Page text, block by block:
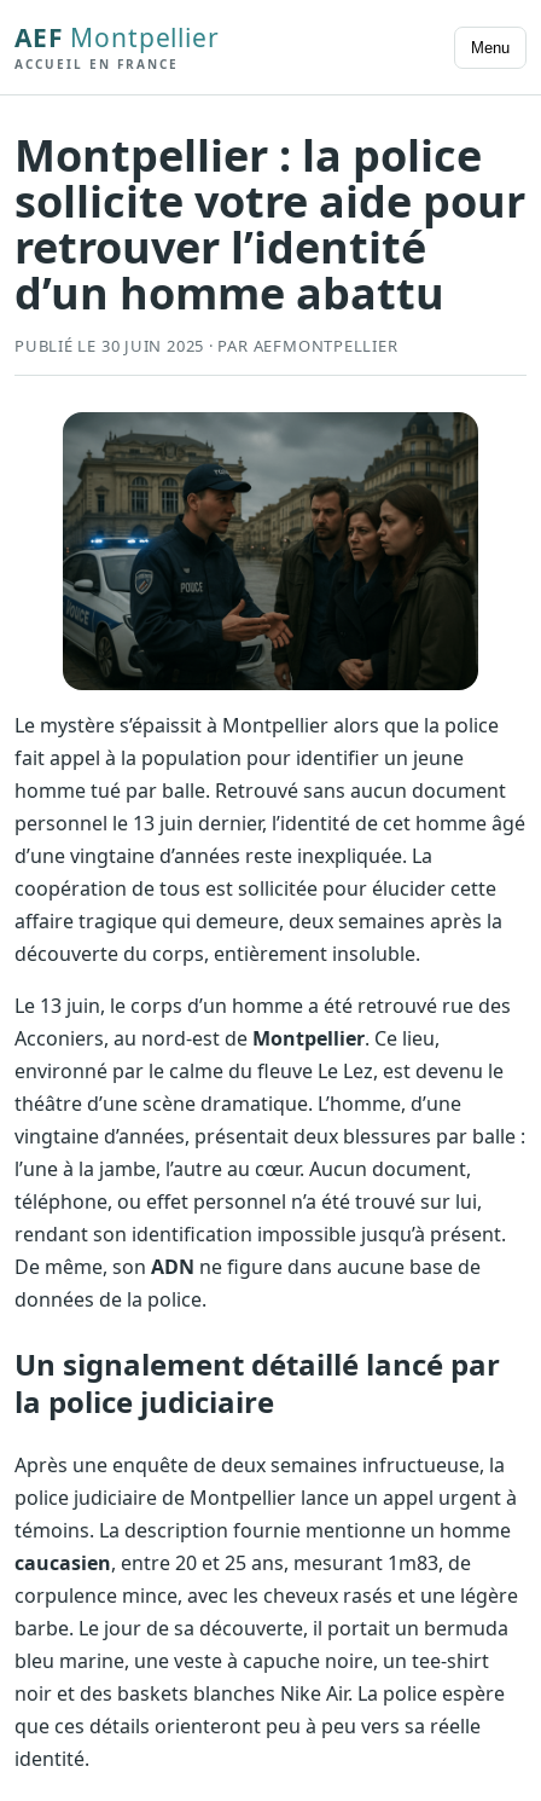
AEF Montpellier
ACCUEIL EN FRANCE
Menu
Montpellier : la police
sollicite votre aide pour
retrouver l’identité
d’un homme abattu
PUBLIÉ LE 30 JUIN 2025 · PAR AEFMONTPELLIER
Le mystère s’épaissit à Montpellier alors que la police
fait appel à la population pour identifier un jeune
homme tué par balle. Retrouvé sans aucun document
personnel le 13 juin dernier, l’identité de cet homme âgé
d’une vingtaine d’années reste inexpliquée. La
coopération de tous est sollicitée pour élucider cette
affaire tragique qui demeure, deux semaines après la
découverte du corps, entièrement insoluble.
Le 13 juin, le corps d’un homme a été retrouvé rue des
Acconiers, au nord-est de Montpellier. Ce lieu,
environné par le calme du fleuve Le Lez, est devenu le
théâtre d’une scène dramatique. L’homme, d’une
vingtaine d’années, présentait deux blessures par balle :
l’une à la jambe, l’autre au cœur. Aucun document,
téléphone, ou effet personnel n’a été trouvé sur lui,
rendant son identification impossible jusqu’à présent.
De même, son ADN ne figure dans aucune base de
données de la police.
Un signalement détaillé lancé par
la police judiciaire
Après une enquête de deux semaines infructueuse, la
police judiciaire de Montpellier lance un appel urgent à
témoins. La description fournie mentionne un homme
caucasien, entre 20 et 25 ans, mesurant 1m83, de
corpulence mince, avec les cheveux rasés et une légère
barbe. Le jour de sa découverte, il portait un bermuda
bleu marine, une veste à capuche noire, un tee-shirt
noir et des baskets blanches Nike Air. La police espère
que ces détails orienteront peu à peu vers sa réelle
identité.